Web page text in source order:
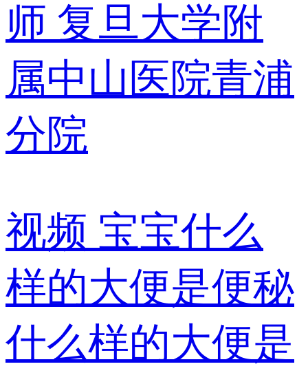
师 复旦大学附
属中山医院青浦
分院
视频 宝宝什么
样的大便是便秘
什么样的大便是